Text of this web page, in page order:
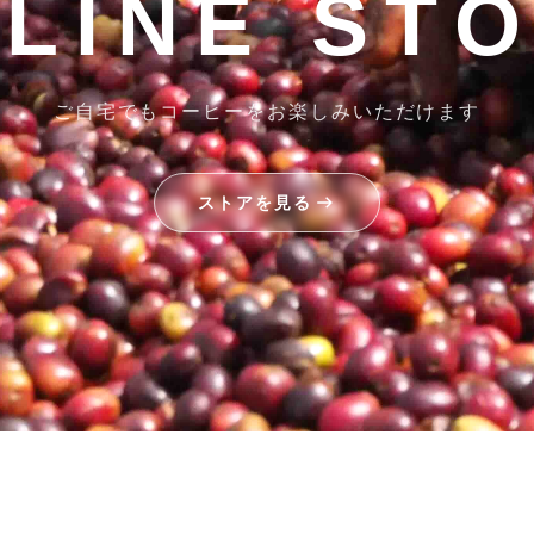
ご自宅でもコーヒーをお楽しみいただけます
ストアを見る